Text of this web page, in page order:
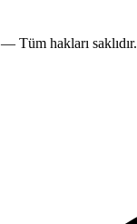
— Tüm hakları saklıdır.